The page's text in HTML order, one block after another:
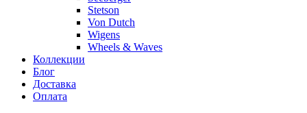
Stetson
Von Dutch
Wigens
Wheels & Waves
Коллекции
Блог
Доставка
Оплата